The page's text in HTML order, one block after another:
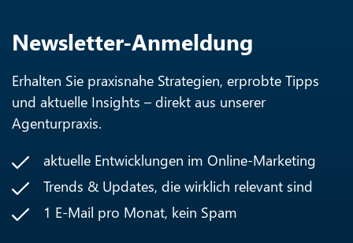
Newsletter-Anmeldung
Erhalten Sie praxisnahe Strategien, erprobte Tipps
und aktuelle Insights – direkt aus unserer
Agenturpraxis.
aktuelle Entwicklungen im Online-Marketing
Trends & Updates, die wirklich relevant sind
1 E-Mail pro Monat, kein Spam